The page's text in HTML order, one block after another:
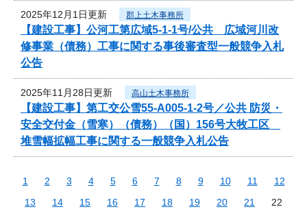
2025年12月1日更新 郡上土木事務所
【建設工事】公河工第広域5-1-1号/公共 広域河川改
修事業（債務）工事に関する事後審査型一般競争入札
公告
2025年11月28日更新 高山土木事務所
【建設工事】第工交公雪55-A005-1-2号／公共 防災・
安全交付金（雪寒）（債務）（国）156号大牧工区
堆雪幅拡幅工事に関する一般競争入札公告
1 2 3 4 5 6 7 8 9 10 11
12
13
14 15 16 17 18 19 20 21
22